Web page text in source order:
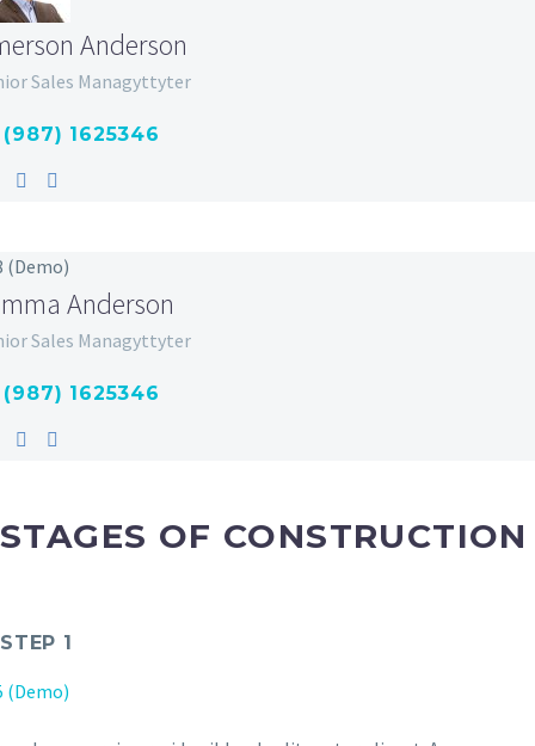
Anderson
Sales Managyttyter
(987) 1625346
Anderson
Sales Managyttyter
(987) 1625346
STAGES OF CONSTRUCTION
STEP 1